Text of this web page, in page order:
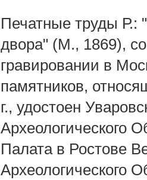
Печатные труды Р.:
двора" (М., 1869),
гравировании в
памятников,
г., удостоен
Археологического
Палата в Ростове
Археологического